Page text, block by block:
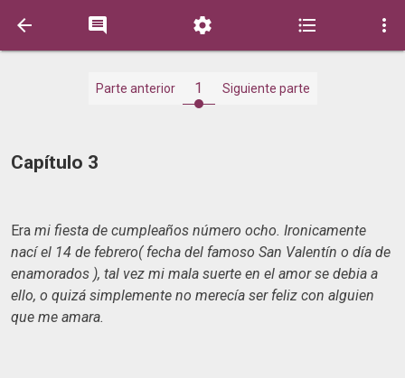
    
Parte anterior 1 Siguiente parte
Capítulo 3
Era mi fiesta de cumpleaños número ocho. Ironicamente
nací el 14 de febrero( fecha del famoso San Valentín o día de
enamorados ), tal vez mi mala suerte en el amor se debia a
ello, o quizá simplemente no merecía ser feliz con alguien
que me amara.